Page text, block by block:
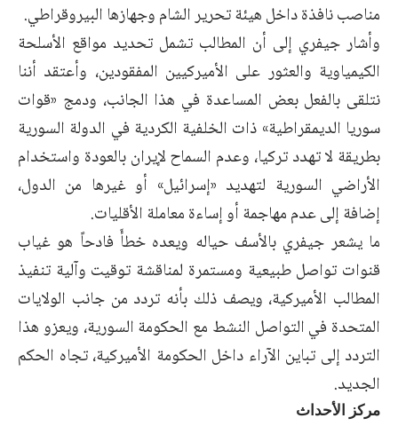
مناصب نافذة داخل هيئة تحرير الشام وجهازها البيروقراطي.‏
وأشار جيفري إلى أن المطالب تشمل تحديد مواقع الأسلحة
الكيمياوية والعثور على الأميركيين المفقودين، ‏وأعتقد أننا
نتلقى بالفعل بعض المساعدة في هذا الجانب، ودمج «قوات
سوريا الديمقراطية» ذات الخلفية ‏الكردية في الدولة السورية
بطريقة لا تهدد تركيا، وعدم السماح لإيران بالعودة واستخدام
الأراضي ‏السورية لتهديد «إسرائيل» أو غيرها من الدول،
إضافة إلى عدم مهاجمة أو إساءة معاملة الأقليات.‏
ما يشعر جيفري بالأسف حياله ويعده خطأَ فادحاً هو غياب
قنوات تواصل طبيعية ومستمرة لمناقشة توقيت ‏وآلية تنفيذ
المطالب الأميركية، ويصف ذلك بأنه تردد من جانب الولايات
المتحدة في التواصل النشط مع ‏الحكومة السورية، ويعزو هذا
التردد إلى تباين الآراء داخل الحكومة الأميركية، تجاه الحكم
الجديد.‏
مركز الأحداث